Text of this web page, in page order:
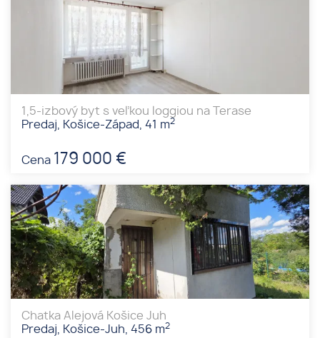
1,5-izbový byt s veľkou loggiou na Terase
Predaj, Košice-Západ, 41 m2
Cena 179 000 €
Chatka Alejová Košice Juh
Predaj, Košice-Juh, 456 m2